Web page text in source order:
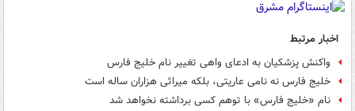
اخبار مرتبط
واکنش پزشکیان به ادعای واهی تغییر نام خلیج فارس
خلیج فارس نه نامی عاریتی، بلکه میراثی هزاران‌ ساله است
نام «خلیج فارس» با توهم کسی برداشته نخواهد شد